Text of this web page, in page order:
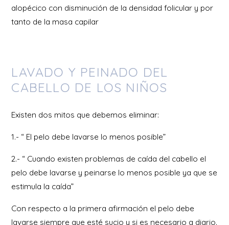
alopécico con disminución de la densidad folicular y por
tanto de la masa capilar
LAVADO Y PEINADO DEL
CABELLO DE LOS NIÑOS
Existen dos mitos que debemos eliminar:
1.- “ El pelo debe lavarse lo menos posible”
2.- “ Cuando existen problemas de caída del cabello el
pelo debe lavarse y peinarse lo menos posible ya que se
estimula la caída”
Con respecto a la primera afirmación el pelo debe
lavarse siempre que esté sucio y si es necesario a diario.